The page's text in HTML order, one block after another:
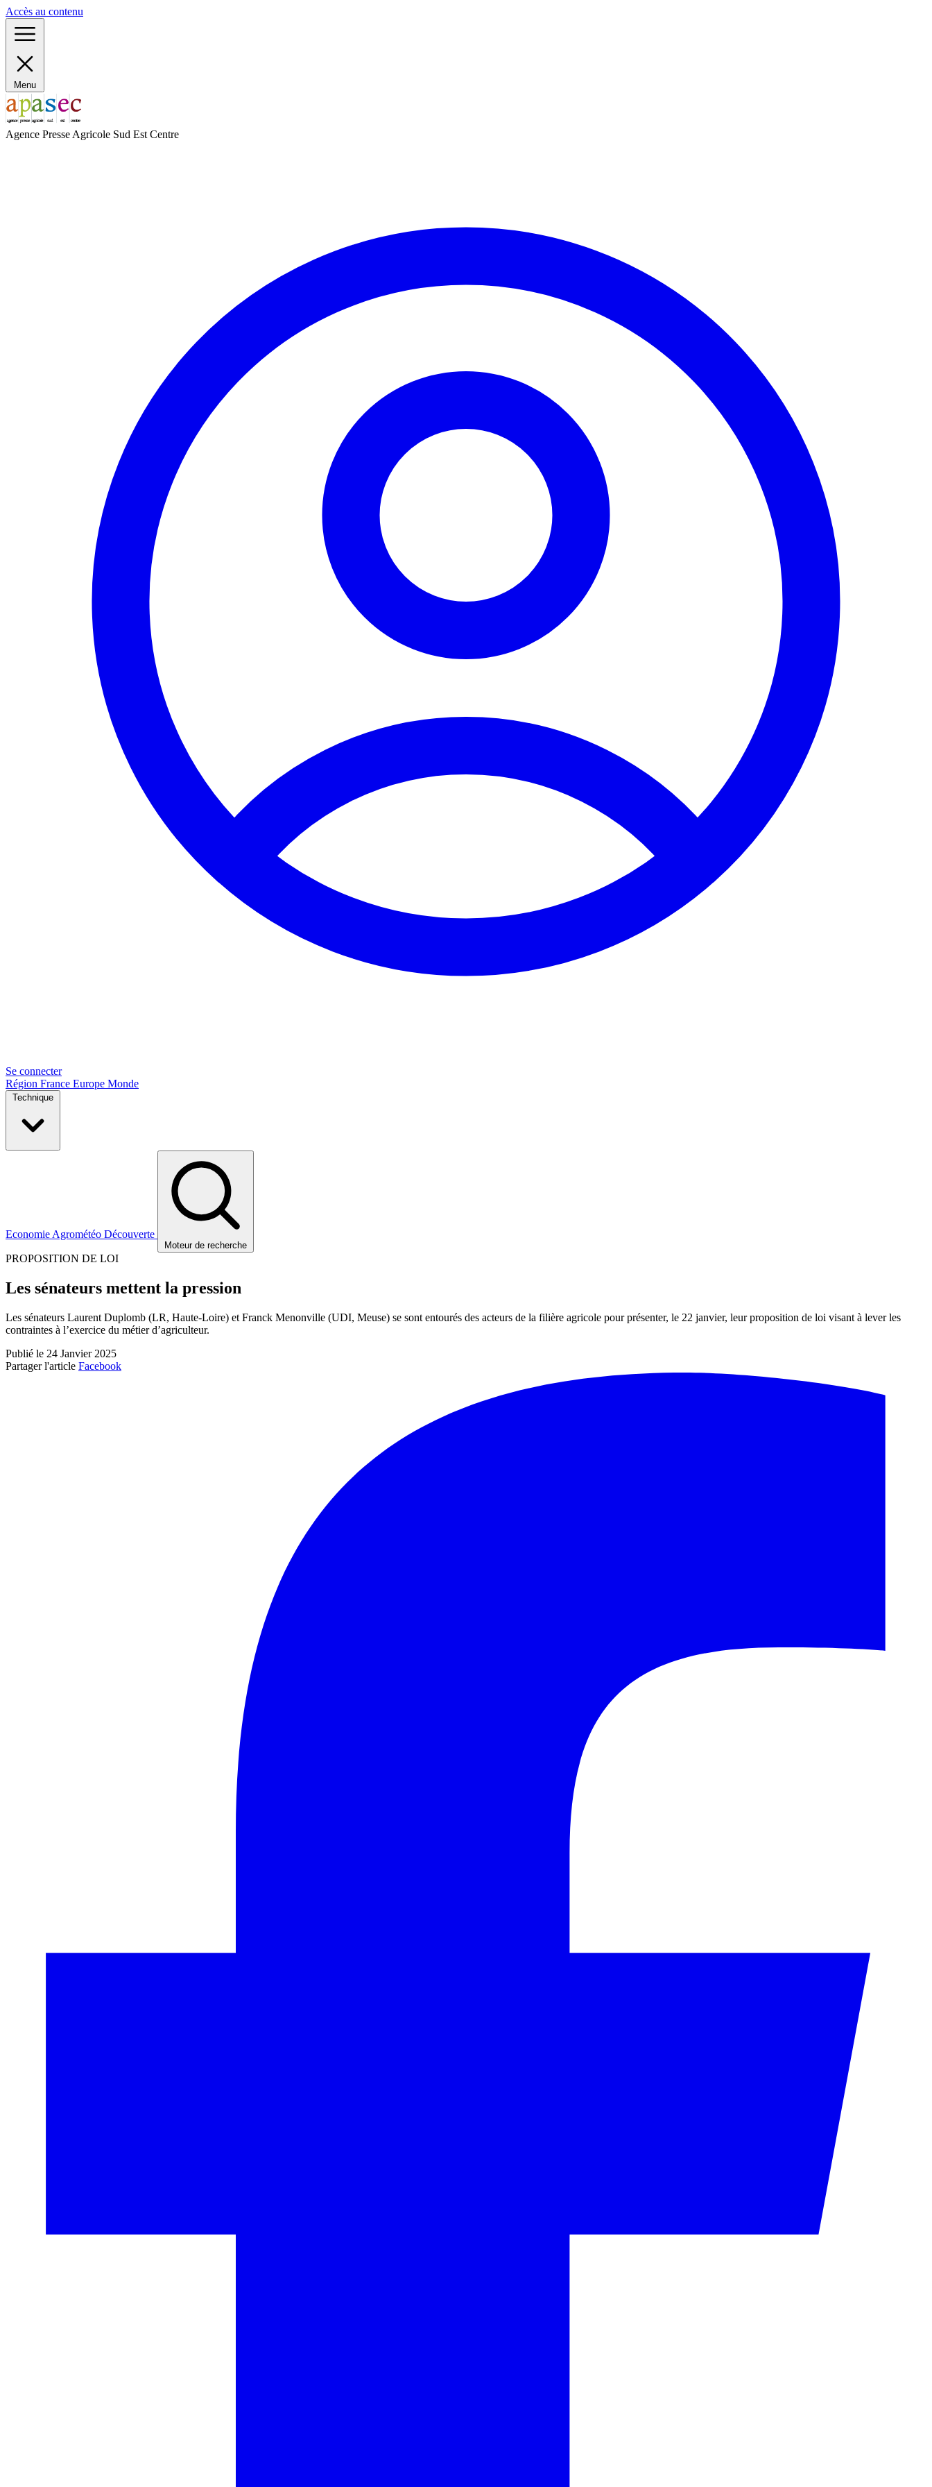
Accès au contenu
Menu
Agence Presse Agricole Sud Est Centre
Se connecter
Région France Europe Monde
Technique
Economie Agrométéo Découverte
Moteur de recherche
PROPOSITION DE LOI
Les sénateurs mettent la pression
Les sénateurs Laurent Duplomb (LR, Haute-Loire) et Franck Menonville (UDI, Meuse) se sont entourés des acteurs de la filière agricole pour présenter, le 22 janvier, leur proposition de loi visant à lever les
contraintes à l’exercice du métier d’agriculteur.
Publié le 24 Janvier 2025
Partager l'article Facebook
Panneau de gestion des cookies